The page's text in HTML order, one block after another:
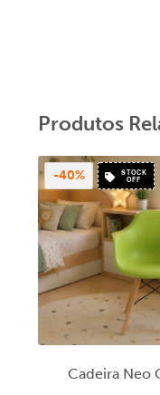
Produtos
STOCK
OFF
Cadeira Neo
-40%